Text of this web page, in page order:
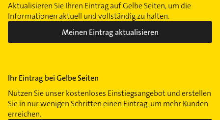
Aktualisieren Sie Ihren Eintrag auf Gelbe Seiten, um die
Informationen aktuell und vollständig zu halten.
Meinen Eintrag aktualisieren
Ihr Eintrag bei Gelbe Seiten
Nutzen Sie unser kostenloses Einstiegsangebot und erstellen
Sie in nur wenigen Schritten einen Eintrag, um mehr Kunden
erreichen.